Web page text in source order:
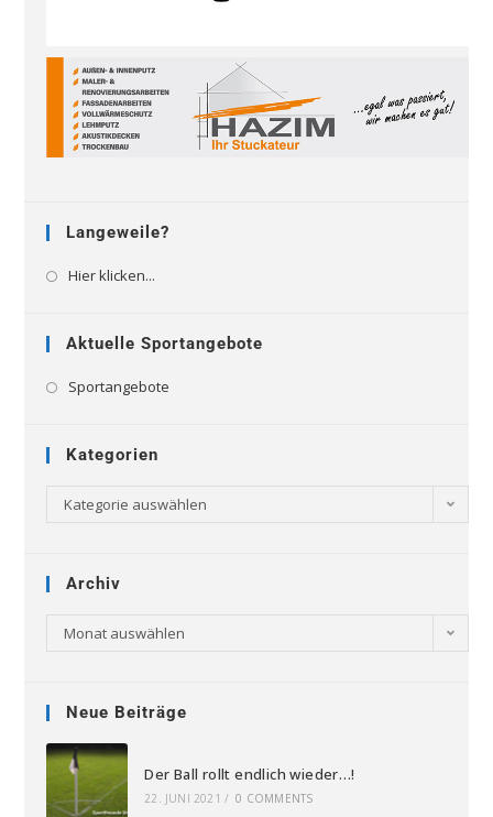
Langeweile?
Hier klicken...
Aktuelle Sportangebote
Sportangebote
Kategorien
Kategorie auswählen
Archiv
Monat auswählen
Neue Beiträge
Der Ball rollt endlich wieder…!
22. JUNI 2021 / 0 COMMENTS